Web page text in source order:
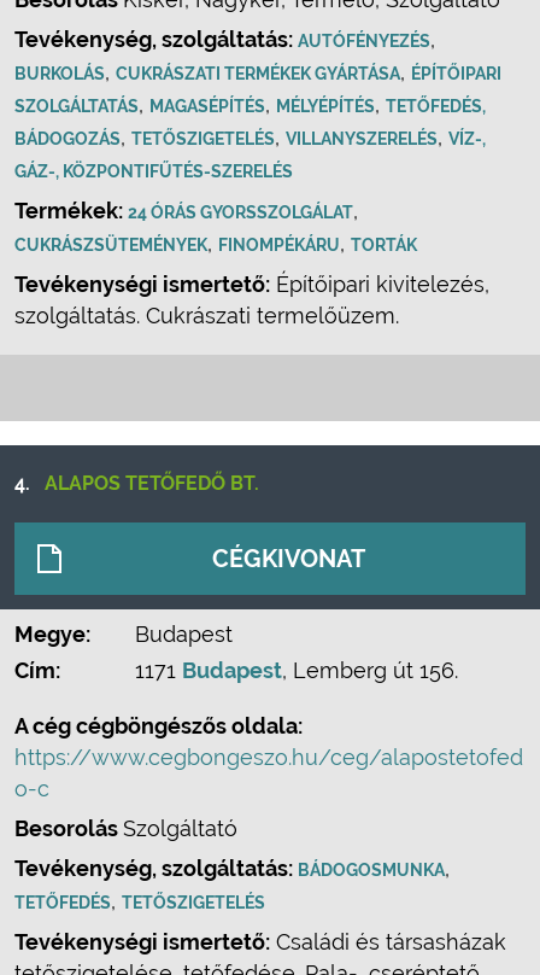
Tevékenység, szolgáltatás: AUTÓFÉNYEZÉS,
BURKOLÁS, CUKRÁSZATI TERMÉKEK GYÁRTÁSA, ÉPÍTŐIPARI
SZOLGÁLTATÁS, MAGASÉPÍTÉS, MÉLYÉPÍTÉS, TETŐFEDÉS,
BÁDOGOZÁS, TETŐSZIGETELÉS, VILLANYSZERELÉS, VÍZ-,
GÁZ-, KÖZPONTIFŰTÉS-SZERELÉS
Termékek: 24 ÓRÁS GYORSSZOLGÁLAT,
CUKRÁSZSÜTEMÉNYEK, FINOMPÉKÁRU, TORTÁK
Tevékenységi ismertető: Építőipari kivitelezés,
szolgáltatás. Cukrászati termelőüzem.
4. ALAPOS TETŐFEDŐ BT.
CÉGKIVONAT
Megye:
Budapest
Cím:
1171 Budapest, Lemberg út 156.
A cég cégböngészős oldala:
https://www.cegbongeszo.hu/ceg/alapostetofed
o-c
BesorolásSzolgáltató
Tevékenység, szolgáltatás: BÁDOGOSMUNKA,
TETŐFEDÉS, TETŐSZIGETELÉS
Tevékenységi ismertető: Családi és társasházak